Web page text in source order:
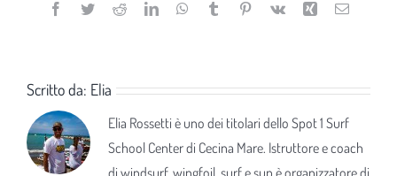
Facebook
TwitterRedditLinkedInWhatsApp
TumblrPinterest
Vk Xing Email
Scritto da: Elia
Elia Rossetti è uno dei titolari dello Spot 1 Surf
School Center di Cecina Mare. Istruttore e coach
di windsurf, wingfoil, surf e sup è organizzatore di